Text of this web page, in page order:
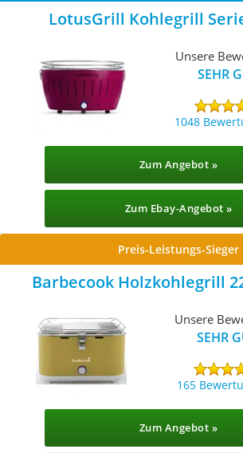
LotusGrill Kohlegrill
Unsere
SEHR
1048
Zum Angebot »
Zum Ebay-Angebot »
Preis-Leistungs-Sieger
Barbecook Holzkohlegrill
Unsere
SEHR
165
Zum Angebot »